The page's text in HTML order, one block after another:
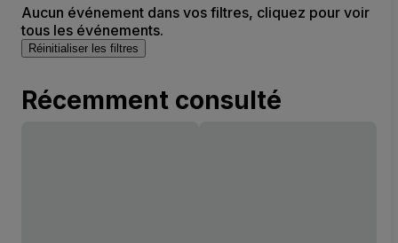
Aucun événement dans vos filtres, cliquez pour voir
tous les événements.
Réinitialiser les filtres
Récemment consulté